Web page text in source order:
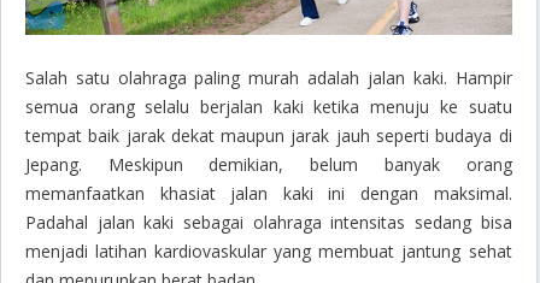
Salah satu olahraga paling murah adalah jalan kaki. Hampir
semua orang selalu berjalan kaki ketika menuju ke suatu
tempat baik jarak dekat maupun jarak jauh seperti budaya di
Jepang. Meskipun demikian, belum banyak orang
memanfaatkan khasiat jalan kaki ini dengan maksimal.
Padahal jalan kaki sebagai olahraga intensitas sedang bisa
menjadi latihan kardiovaskular yang membuat jantung sehat